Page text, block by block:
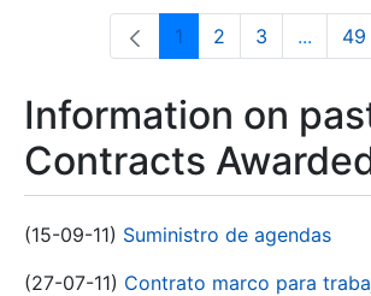
Page
1 Page
2 Page
3 ... 49
Information on
Contracts
(15-09-11) Suministro de agendas
(27-07-11) Contrato marco para